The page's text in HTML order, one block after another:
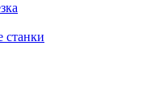
станки